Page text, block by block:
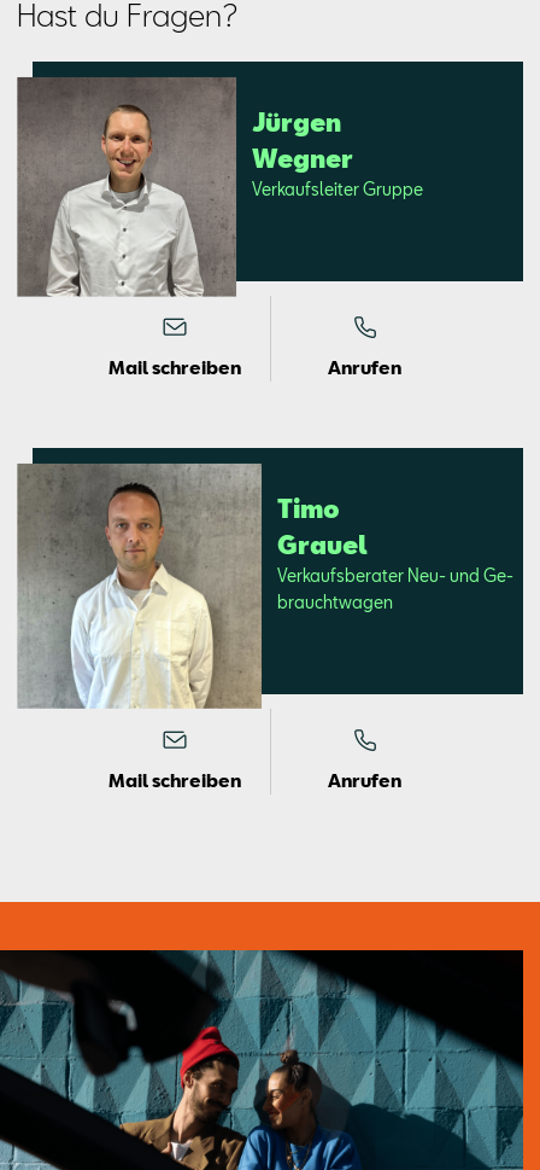
Hast du Fragen?
Jür­gen
Weg­ner
Ver­kaufs­lei­ter Grup­pe
Mail schreiben Anrufen
Timo
Grau­el
Ver­kaufs­be­ra­ter Neu- und Ge­
braucht­wa­gen
Mail schreiben Anrufen